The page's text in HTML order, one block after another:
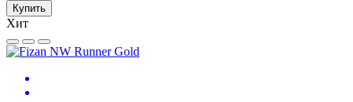
Купить
Хит